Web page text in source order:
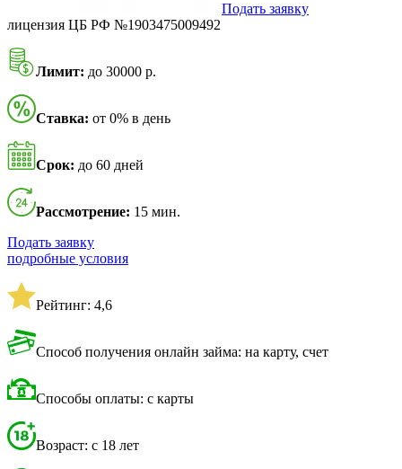
Подать заявку
лицензия ЦБ РФ №1903475009492
Лимит: до 30000 р.
Ставка: от 0% в день
Срок: до 60 дней
Рассмотрение: 15 мин.
Подать заявку
подробные условия
Рейтинг: 4,6
Способ получения онлайн займа: на карту, счет
Способы оплаты: с карты
Возраст: с 18 лет